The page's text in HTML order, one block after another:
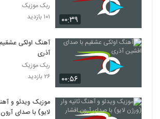
۰۰:۳۹
ربک موزیک
۱۰۱ بازدید
۰۰:۵۶
آهنگ اولکی
آذری
ربک موزیک
۲۶ بازدید
موزیک ویدئو و
لایو) با صدای